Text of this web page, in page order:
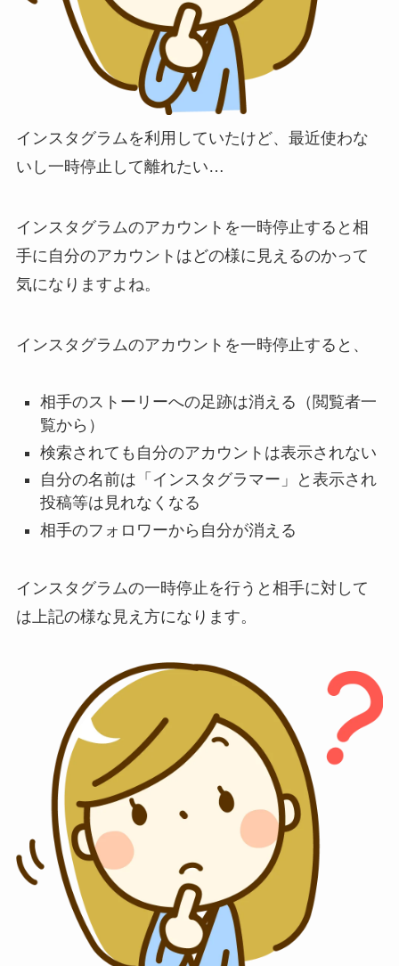
インスタグラムを利用していたけど、最近使わな
いし一時停止して離れたい…
インスタグラムのアカウントを一時停止すると相
手に自分のアカウントはどの様に見えるのかって
気になりますよね。
インスタグラムのアカウントを一時停止すると、
相手のストーリーへの足跡は消える（閲覧者一
覧から）
検索されても自分のアカウントは表示されない
自分の名前は「インスタグラマー」と表示され
投稿等は見れなくなる
相手のフォロワーから自分が消える
インスタグラムの一時停止を行うと相手に対して
は上記の様な見え方になります。